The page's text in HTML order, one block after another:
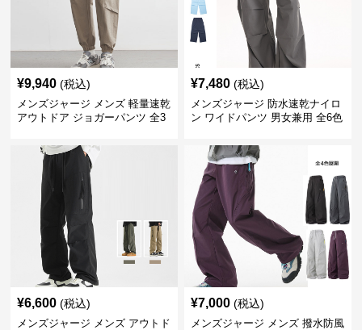
¥9,940 (税込)
メンズジャージ メンズ 軽量速乾
アウトドア ジョガーパンツ 全3
¥7,480 (税込)
メンズジャージ 防水速乾ナイロ
ン ワイドパンツ 男女兼用 全6色
¥6,600 (税込)
メンズジャージ メンズ アウトド
¥7,000 (税込)
メンズジャージ メンズ 撥水防風